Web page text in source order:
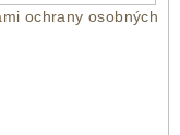
ochrany osobných